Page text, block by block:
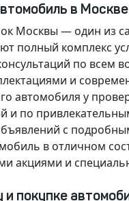
в
Москвы — один из
полный комплекс
по всем
и
автомобиля у
и по
с
в отличном
акциями и
покупке